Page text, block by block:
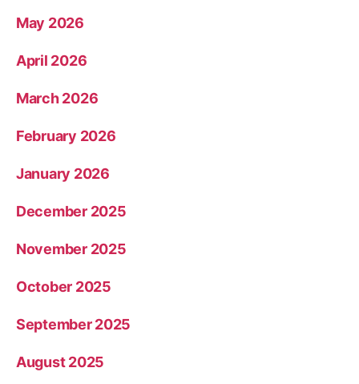
May 2026
April 2026
March 2026
February 2026
January 2026
December 2025
November 2025
October 2025
September 2025
August 2025